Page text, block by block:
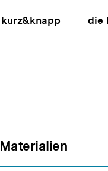
kurz&knapp die
Materialien